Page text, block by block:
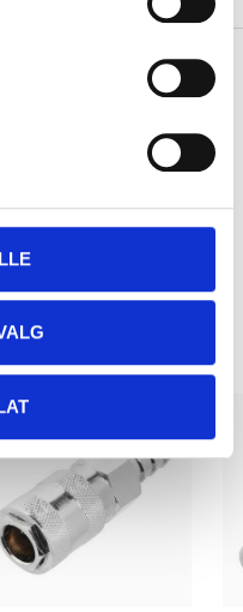
within 2 hours!
also bought